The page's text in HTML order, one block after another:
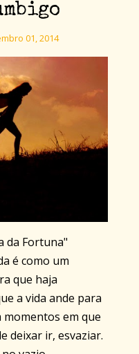
01, 2014
da Fortuna"
é como um
que haja
a vida ande para
em que
deixar ir, esvaziar.